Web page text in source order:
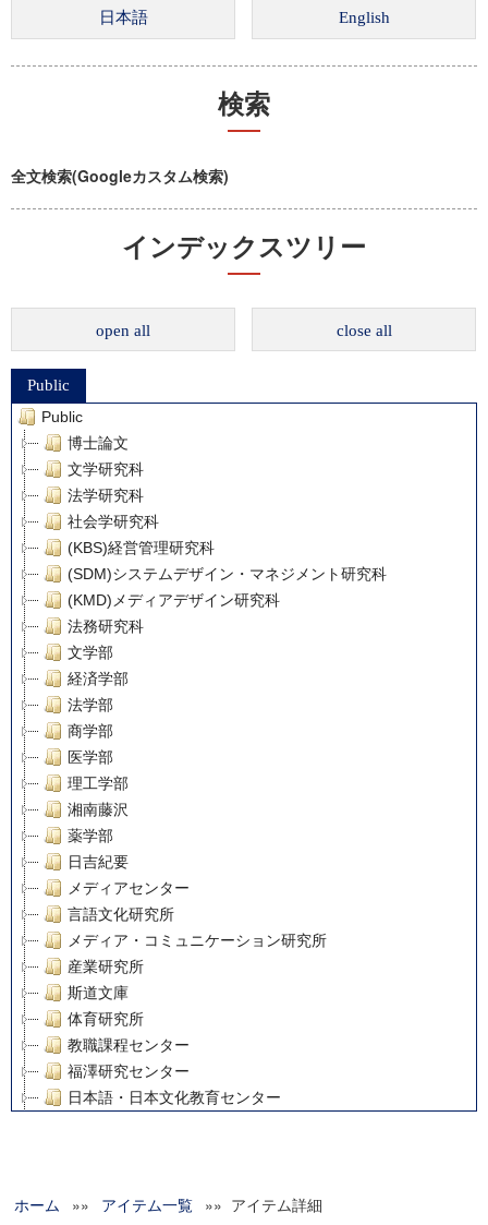
検索
全文検索(Googleカスタム検索)
インデックスツリー
open all close all
Public
Public
博士論文
文学研究科
法学研究科
社会学研究科
(KBS)経営管理研究科
(SDM)システムデザイン・マネジメント研究科
(KMD)メディアデザイン研究科
法務研究科
文学部
経済学部
法学部
商学部
医学部
理工学部
湘南藤沢
薬学部
日吉紀要
メディアセンター
言語文化研究所
メディア・コミュニケーション研究所
産業研究所
斯道文庫
体育研究所
教職課程センター
福澤研究センター
日本語・日本文化教育センター
グローバルリサーチインスティテュート
ホーム »» アイテム一覧 »» アイテム詳細